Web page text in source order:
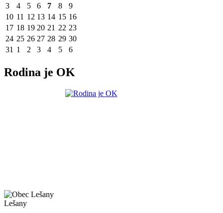
3
4 5 6 7 8
9
10 11 12 13 14 15 16
17 18 19 20 21 22 23
24 25 26 27 28 29 30
31 1 2 3 4 5 6
Rodina je OK
Lešany